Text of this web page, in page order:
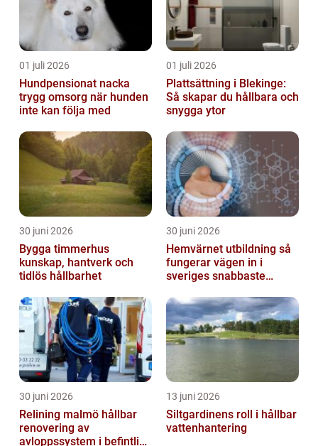
01 juli 2026
Hundpensionat nacka
trygg omsorg när hunden
inte kan följa med
01 juli 2026
Plattsättning i Blekinge:
Så skapar du hållbara och
snygga ytor
30 juni 2026
Bygga timmerhus
kunskap, hantverk och
tidlös hållbarhet
30 juni 2026
Hemvärnet utbildning så
fungerar vägen in i
sveriges snabbaste
30 juni 2026
Relining malmö hållbar
renovering av
avloppssystem i befintliga
13 juni 2026
Siltgardinens roll i hållbar
vattenhantering